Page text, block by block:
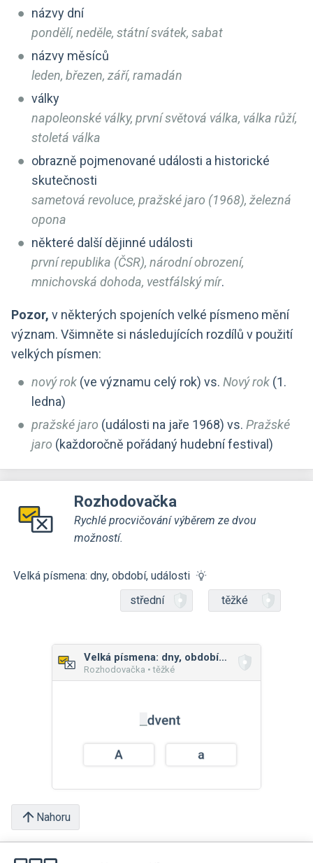
názvy dní
pondělí, neděle, státní svátek, sabat
názvy měsíců
leden, březen, září, ramadán
války
napoleonské války, první světová válka, válka růží,
stoletá válka
obrazně pojmenované události a historické
skutečnosti
sametová revoluce, pražské jaro (1968), železná
opona
některé další dějinné události
první republika (ČSR), národní obrození,
mnichovská dohoda, vestfálský mír.
Pozor, v některých spojeních velké písmeno mění
význam. Všimněte si následujících rozdílů v použití
velkých písmen:
nový rok (ve významu celý rok) vs.Nový rok (1.
ledna)
pražské jaro (události na jaře 1968) vs.Pražské
jaro (každoročně pořádaný hudební festival)
Rozhodovačka
Rychlé procvičování výběrem ze dvou
možností.
Velká písmena: dny, období, události
střední
těžké
Velká písmena: dny, období, události
Rozhodovačka • těžké
Nahoru